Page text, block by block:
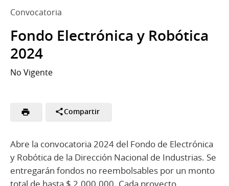
Convocatoria
Fondo Electrónica y Robótica
2024
No Vigente
Compartir
Abre la convocatoria 2024 del Fondo de Electrónica
y Robótica de la Dirección Nacional de Industrias. Se
entregarán fondos no reembolsables por un monto
total de hasta $ 2.000.000. Cada proyecto